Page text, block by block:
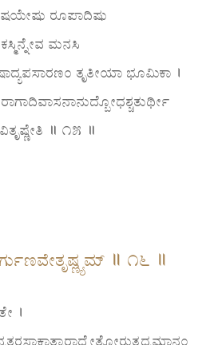
ರೂಪಾದಿಷು
ಮನಸಿ
ತೃತೀಯಾ ಭೂಮಿಕಾ ।
॥ ೧೫ ॥
॥ ೧೬ ॥
।